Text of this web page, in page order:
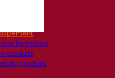
par Fermentis
produits
de produits